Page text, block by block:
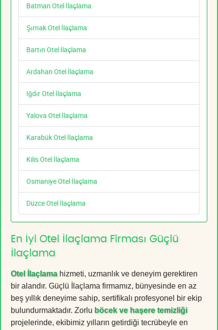
Batman Otel İlaçlama
Şırnak Otel İlaçlama
Bartın Otel İlaçlama
Ardahan Otel İlaçlama
Iğdır Otel İlaçlama
Yalova Otel İlaçlama
Karabük Otel İlaçlama
Kilis Otel İlaçlama
Osmaniye Otel İlaçlama
Düzce Otel İlaçlama
En İyi Otel İlaçlama Firması Güçlü
İlaçlama
Otel İlaçlamahizmeti, uzmanlık ve deneyim gerektiren
bir alandır. Güçlü İlaçlama firmamız, bünyesinde en az
beş yıllık deneyime sahip, sertifikalı profesyonel bir ekip
bulundurmaktadır. Zorlu böcek ve haşere temizliği
projelerinde, ekibimiz yılların getirdiği tecrübeyle en